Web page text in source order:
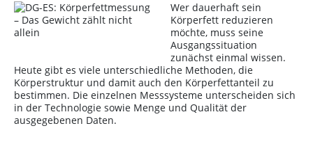
Wer dauerhaft sein
Körperfett reduzieren
möchte, muss seine
Ausgangssituation
zunächst einmal wissen.
Heute gibt es viele unterschiedliche Methoden, die
Körperstruktur und damit auch den Körperfettanteil zu
bestimmen. Die einzelnen Messsysteme unterscheiden sich
in der Technologie sowie Menge und Qualität der
ausgegebenen Daten.